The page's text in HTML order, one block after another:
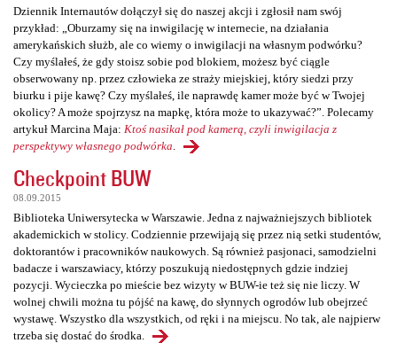
Dziennik Internautów dołączył się do naszej akcji i zgłosił nam swój
przykład: „Oburzamy się na inwigilację w internecie, na działania
amerykańskich służb, ale co wiemy o inwigilacji na własnym podwórku?
Czy myślałeś, że gdy stoisz sobie pod blokiem, możesz być ciągle
obserwowany np. przez człowieka ze straży miejskiej, który siedzi przy
biurku i pije kawę? Czy myślałeś, ile naprawdę kamer może być w Twojej
okolicy? A może spojrzysz na mapkę, która może to ukazywać?”. Polecamy
artykuł Marcina Maja: Ktoś nasikał pod kamerą, czyli inwigilacja z
perspektywy własnego podwórka
Checkpoint BUW
08.09.2015
Biblioteka Uniwersytecka w Warszawie. Jedna z najważniejszych bibliotek
akademickich w stolicy. Codziennie przewijają się przez nią setki studentów,
doktorantów i pracowników naukowych. Są również pasjonaci, samodzielni
badacze i warszawiacy, którzy poszukują niedostępnych gdzie indziej
pozycji. Wycieczka po mieście bez wizyty w BUW-ie też się nie liczy. W
wolnej chwili można tu pójść na kawę, do słynnych ogrodów lub obejrzeć
wystawę. Wszystko dla wszystkich, od ręki i na miejscu. No tak, ale najpierw
trzeba się dostać do środka.